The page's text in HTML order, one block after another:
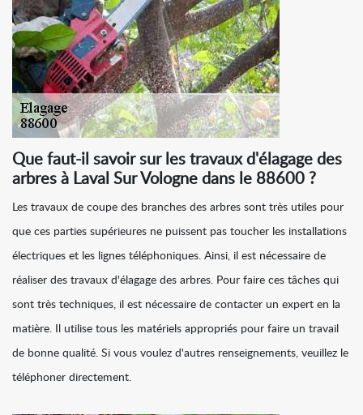
Que faut-il savoir sur les travaux d'élagage des
arbres à Laval Sur Vologne dans le 88600 ?
Les travaux de coupe des branches des arbres sont très utiles pour
que ces parties supérieures ne puissent pas toucher les installations
électriques et les lignes téléphoniques. Ainsi, il est nécessaire de
réaliser des travaux d'élagage des arbres. Pour faire ces tâches qui
sont très techniques, il est nécessaire de contacter un expert en la
matière. Il utilise tous les matériels appropriés pour faire un travail
de bonne qualité. Si vous voulez d'autres renseignements, veuillez le
téléphoner directement.